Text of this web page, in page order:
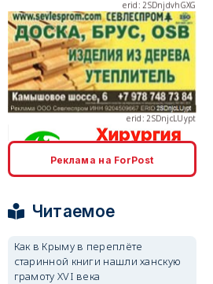
erid: 2SDnjcLUypt
erid: 2SDnjcrDNw6
Реклама на ForPost
Читаемое
Как в Крыму в переплёте
старинной книги нашли ханскую
грамоту XVI века